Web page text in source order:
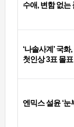
수애, 변함 없는
‘나솔사계’ 국
첫인상 3표 몰표
엔믹스 설윤 ‘눈